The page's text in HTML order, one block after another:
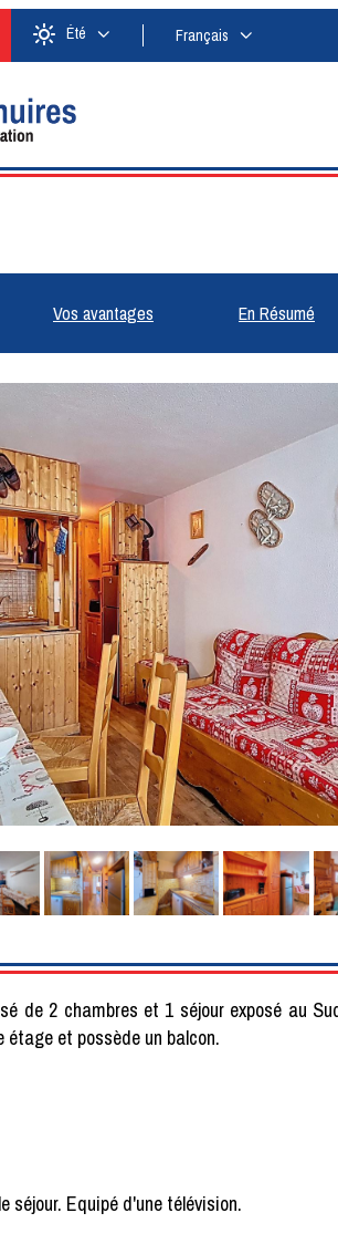
Été Français
Vos avantages En Résumé
de 2 chambres et 1 séjour exposé au
et possède un balcon.
séjour. Equipé d'une télévision.